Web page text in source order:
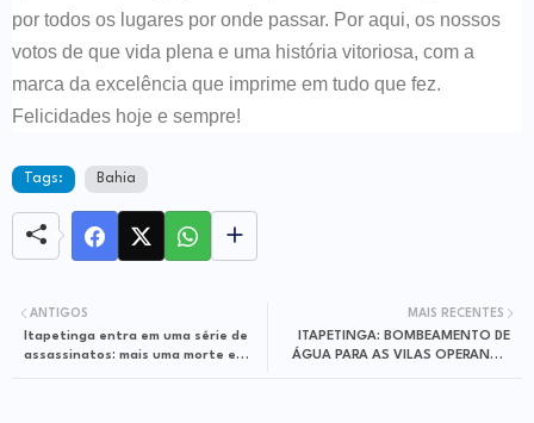
por todos os lugares por onde passar. Por aqui, os nossos
votos de que vida plena e uma história vitoriosa, com a
marca da excelência que imprime em tudo que fez.
Felicidades hoje e sempre!
Tags: Bahia
MAIS RECENTES
ITAPETINGA: BOMBEAMENTO DE
ÁGUA PARA AS VILAS OPERANDO
ANTIGOS
Itapetinga entra em uma série de
assassinatos: mais uma morte e